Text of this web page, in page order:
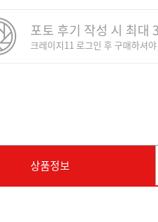
포토 후기 작성 시 최대
크레이지11 로그인 후 구매하셔
상품정보